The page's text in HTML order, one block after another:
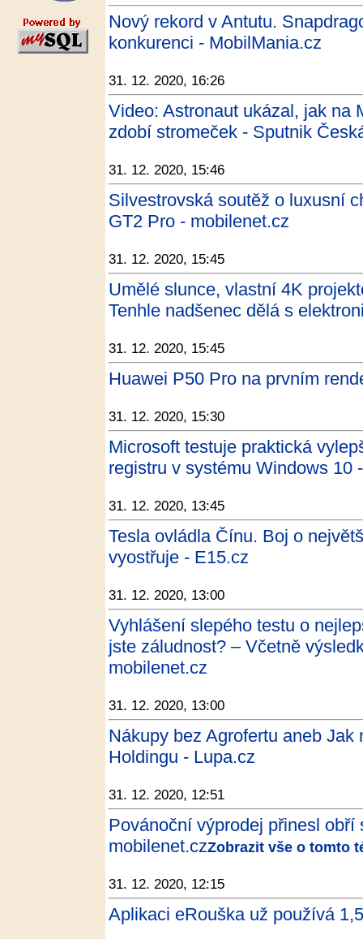
Nový rekord v Antutu.
konkurenci - MobilMania.cz
31. 12. 2020, 16:26
Video: Astronaut ukázal, jak na
zdobí stromeček - Sputnik
31. 12. 2020, 15:46
Silvestrovská soutěž o luxusní
GT2 Pro - mobilenet.cz
31. 12. 2020, 15:45
Umělé slunce, vlastní 4K
Tenhle nadšenec dělá s
31. 12. 2020, 15:45
Huawei P50 Pro na prvním
31. 12. 2020, 15:30
Microsoft testuje praktická
registru v systému Windows 10
31. 12. 2020, 13:45
Tesla ovládla Čínu. Boj o
vyostřuje - E15.cz
31. 12. 2020, 13:00
Vyhlášení slepého testu o
jste záludnost? – Včetně
mobilenet.cz
31. 12. 2020, 13:00
Nákupy bez Agrofertu aneb
Holdingu - Lupa.cz
31. 12. 2020, 12:51
Povánoční výprodej přinesl
mobilenet.czZobrazit vše o tomto
31. 12. 2020, 12:15
Aplikaci eRouška už používá